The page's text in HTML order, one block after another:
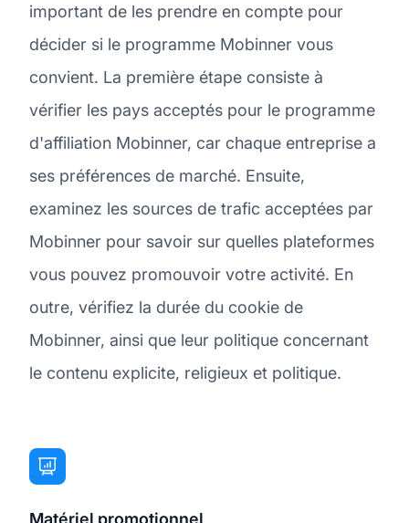
important de les prendre en compte pour
décider si le programme Mobinner vous
convient. La première étape consiste à
vérifier les pays acceptés pour le programme
d'affiliation Mobinner, car chaque entreprise a
ses préférences de marché. Ensuite,
examinez les sources de trafic acceptées par
Mobinner pour savoir sur quelles plateformes
vous pouvez promouvoir votre activité. En
outre, vérifiez la durée du cookie de
Mobinner, ainsi que leur politique concernant
le contenu explicite, religieux et politique.
Matériel promotionnel